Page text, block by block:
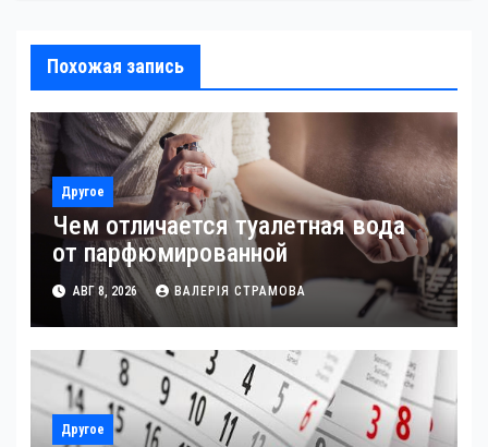
Похожая запись
Другое
Чем отличается туалетная вода
от парфюмированной
АВГ 8, 2026 ВАЛЕРІЯ СТРАМОВА
Другое